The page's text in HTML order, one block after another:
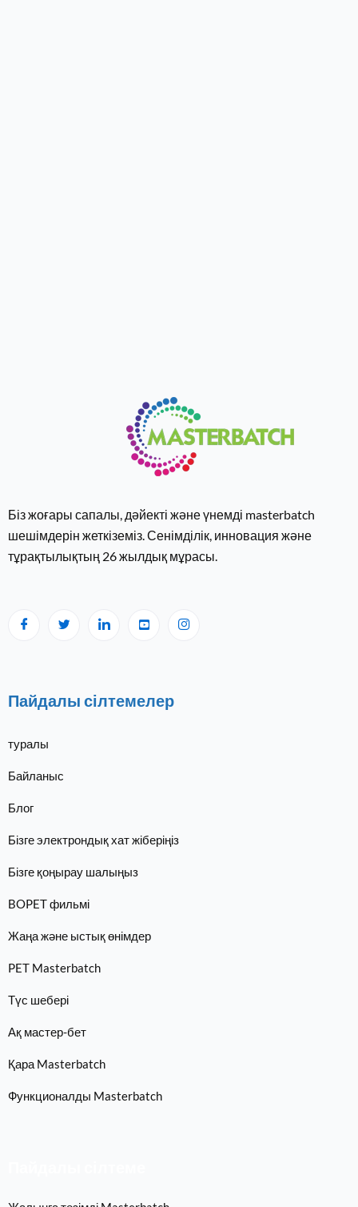
Біз жоғары сапалы, дәйекті және үнемді masterbatch
шешімдерін жеткіземіз. Сенімділік, инновация және
тұрақтылықтың 26 ​​жылдық мұрасы.
Пайдалы сілтемелер
туралы
Байланыс
Блог
Бізге электрондық хат жіберіңіз
Бізге қоңырау шалыңыз
BOPET фильмі
Жаңа және ыстық өнімдер
PET Masterbatch
Түс шебері
Ақ мастер-бет
Қара Masterbatch
Функционалды Masterbatch